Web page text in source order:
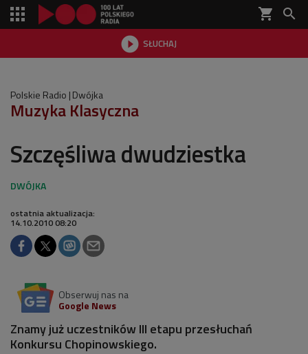
shopping_cart 
 SŁUCHAJ

Polskie Radio Dwójka
Muzyka Klasyczna
Szczęśliwa dwudziestka
ostatnia aktualizacja:
14.10.2010 08:20
Obserwuj nas na
Google News
Znamy już uczestników III etapu przesłuchań
Konkursu Chopinowskiego.